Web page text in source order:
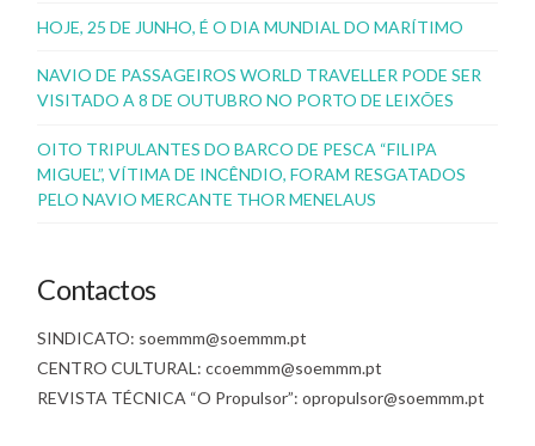
HOJE, 25 DE JUNHO, É O DIA MUNDIAL DO MARÍTIMO
NAVIO DE PASSAGEIROS WORLD TRAVELLER PODE SER
VISITADO A 8 DE OUTUBRO NO PORTO DE LEIXÕES
OITO TRIPULANTES DO BARCO DE PESCA “FILIPA
MIGUEL”, VÍTIMA DE INCÊNDIO, FORAM RESGATADOS
PELO NAVIO MERCANTE THOR MENELAUS
Contactos
SINDICATO: soemmm@soemmm.pt
CENTRO CULTURAL: ccoemmm@soemmm.pt
REVISTA TÉCNICA “O Propulsor”: opropulsor@soemmm.pt